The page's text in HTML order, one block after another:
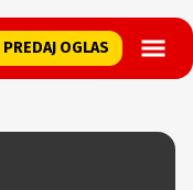
PREDAJ OGLAS